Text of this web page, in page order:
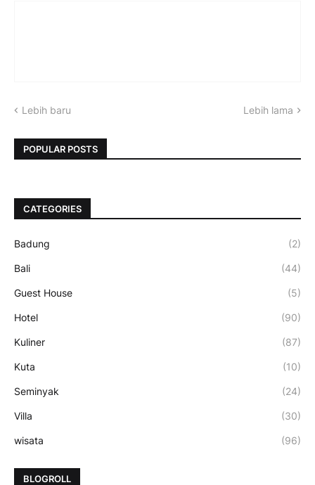
Lebih baru Lebih lama
POPULAR POSTS
CATEGORIES
Badung (2)
Bali (44)
Guest House (5)
Hotel (90)
Kuliner (87)
Kuta (10)
Seminyak (24)
Villa (30)
wisata (96)
BLOGROLL